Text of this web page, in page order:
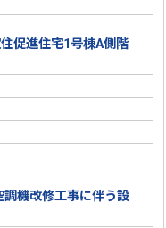
促進住宅1号棟A側階
機改修工事に伴う設